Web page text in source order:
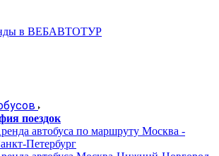
в ВЕБАВТОТУР
поездок
автобуса по маршруту Москва -
Петербург